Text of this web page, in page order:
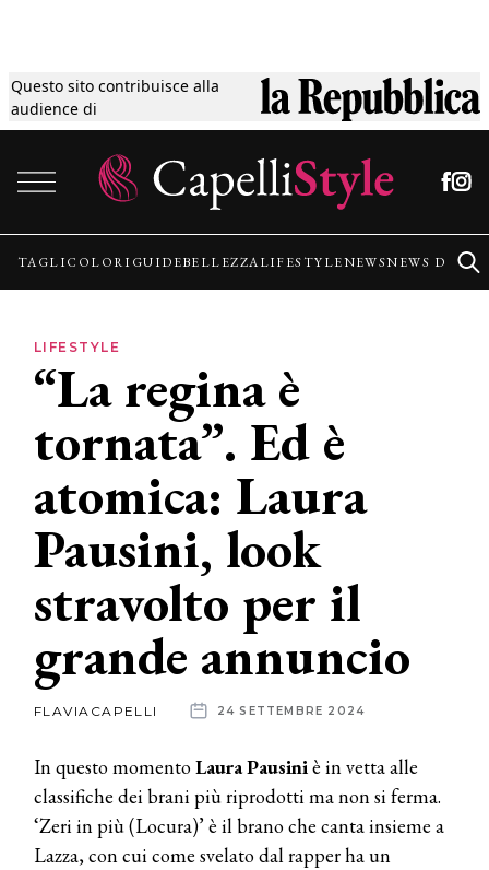
Questo sito contribuisce alla
audience di
Tagli
Colori
Guide
Lifestyle
News
News
dalle
aziende
TAGLICOLORI GUIDEBELLEZZALIFESTYLENEWSNEWS
LIFESTYLE
“La regina è
tornata”. Ed è
atomica: Laura
Pausini, look
stravolto per il
grande annuncio
FLAVIACAPELLI 24 SETTEMBRE 2024
In questo momentoLaura Pausiniè in vetta alle
classifiche dei brani più riprodotti ma non si ferma.
‘Zeri in più (Locura)’ è il brano che canta insieme a
Lazza, con cui come svelato dal rapper ha un